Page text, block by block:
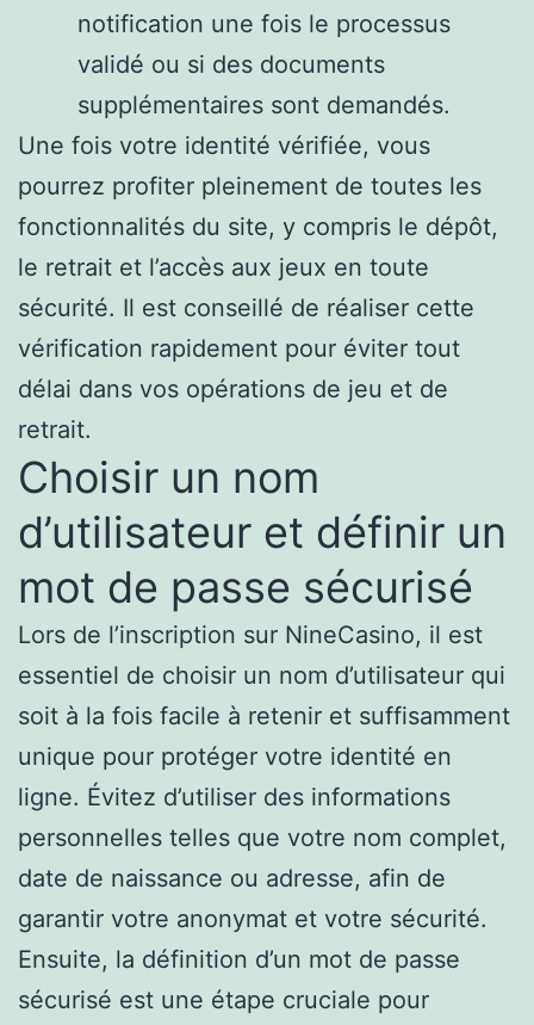
notification une fois le processus
validé ou si des documents
supplémentaires sont demandés.
Une fois votre identité vérifiée, vous
pourrez profiter pleinement de toutes les
fonctionnalités du site, y compris le dépôt,
le retrait et l’accès aux jeux en toute
sécurité. Il est conseillé de réaliser cette
vérification rapidement pour éviter tout
délai dans vos opérations de jeu et de
retrait.
Choisir un nom
d’utilisateur et définir un
mot de passe sécurisé
Lors de l’inscription sur NineCasino, il est
essentiel de choisir un nom d’utilisateur qui
soit à la fois facile à retenir et suffisamment
unique pour protéger votre identité en
ligne. Évitez d’utiliser des informations
personnelles telles que votre nom complet,
date de naissance ou adresse, afin de
garantir votre anonymat et votre sécurité.
Ensuite, la définition d’un mot de passe
sécurisé est une étape cruciale pour